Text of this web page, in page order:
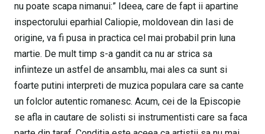
nu poate scapa nimanui:” Ideea, care de fapt ii apartine
inspectorului eparhial Caliopie, moldovean din Iasi de
origine, va fi pusa in practica cel mai probabil prin luna
martie. De mult timp s-a gandit ca nu ar strica sa
infiinteze un astfel de ansamblu, mai ales ca sunt si
foarte putini interpreti de muzica populara care sa cante
un folclor autentic romanesc. Acum, cei de la Episcopie
se afla in cautare de solisti si instrumentisti care sa faca